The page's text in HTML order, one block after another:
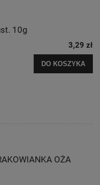
10g
3,29 zł
DO KOSZYKA
OŻA